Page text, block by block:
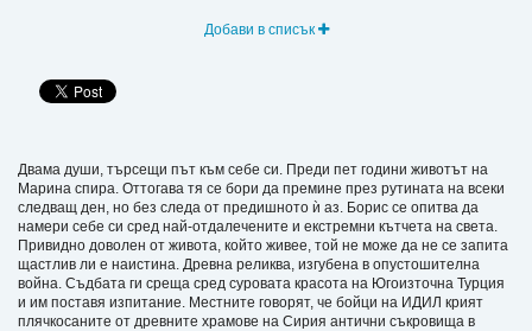
Добави в списък
Двама души, търсещи път към себе си. Преди пет години животът на
Марина спира. Оттогава тя се бори да премине през рутината на всеки
следващ ден, но без следа от предишното ѝ аз. Борис се опитва да
намери себе си сред най-отдалечените и екстремни кътчета на света.
Привидно доволен от живота, който живее, той не може да не се запита
щастлив ли е наистина. Древна реликва, изгубена в опустошителна
война. Съдбата ги среща сред суровата красота на Югоизточна Турция
и им поставя изпитание. Местните говорят, че бойци на ИДИЛ крият
плячкосаните от древните храмове на Сирия антични съкровища в